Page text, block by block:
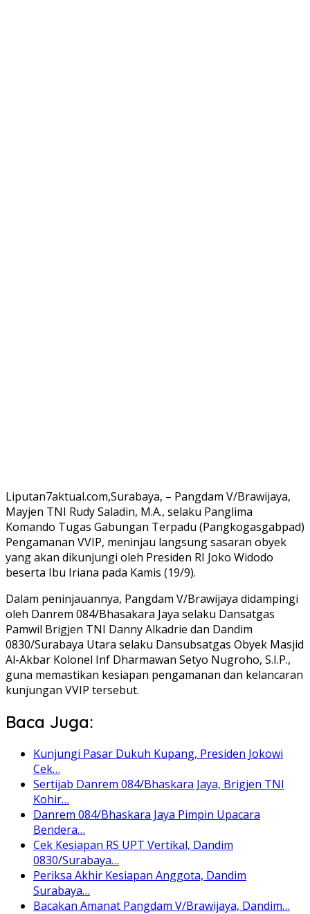
Liputan7aktual.com,Surabaya, – Pangdam V/Brawijaya,
Mayjen TNI Rudy Saladin, M.A., selaku Panglima
Komando Tugas Gabungan Terpadu (Pangkogasgabpad)
Pengamanan VVIP, meninjau langsung sasaran obyek
yang akan dikunjungi oleh Presiden RI Joko Widodo
beserta Ibu Iriana pada Kamis (19/9).
Dalam peninjauannya, Pangdam V/Brawijaya didampingi
oleh Danrem 084/Bhasakara Jaya selaku Dansatgas
Pamwil Brigjen TNI Danny Alkadrie dan Dandim
0830/Surabaya Utara selaku Dansubsatgas Obyek Masjid
Al-Akbar Kolonel Inf Dharmawan Setyo Nugroho, S.I.P.,
guna memastikan kesiapan pengamanan dan kelancaran
kunjungan VVIP tersebut.
Baca Juga:
Kunjungi Pasar Dukuh Kupang, Presiden Jokowi
Cek…
Sertijab Danrem 084/Bhaskara Jaya, Brigjen TNI
Kohir…
Danrem 084/Bhaskara Jaya Pimpin Upacara
Bendera…
Cek Kesiapan RS UPT Vertikal, Dandim
0830/Surabaya…
Periksa Akhir Kesiapan Anggota, Dandim
Surabaya…
Bacakan Amanat Pangdam V/Brawijaya, Dandim…